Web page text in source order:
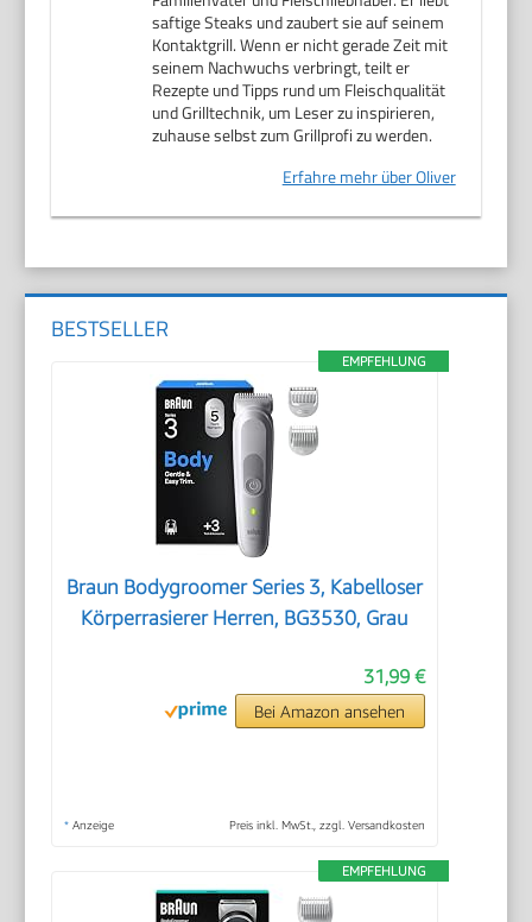
saftige Steaks und zaubert sie auf seinem
Kontaktgrill. Wenn er nicht gerade Zeit mit
seinem Nachwuchs verbringt, teilt er
Rezepte und Tipps rund um Fleischqualität
und Grilltechnik, um Leser zu inspirieren,
zuhause selbst zum Grillprofi zu werden.
Erfahre mehr über Oliver
BESTSELLER
EMPFEHLUNG
Braun Bodygroomer Series 3, Kabelloser
Körperrasierer Herren, BG3530, Grau
31,99 €
Bei Amazon ansehen
* Anzeige Preis inkl. MwSt., zzgl. Versandkosten
EMPFEHLUNG